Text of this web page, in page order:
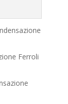
Ferroli